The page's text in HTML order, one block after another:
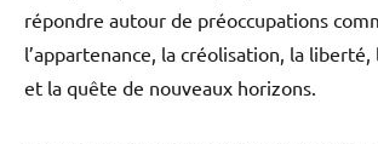
répondre autour de préoccupations
l’appartenance, la créolisation, la liberté,
et la quête de nouveaux horizons.